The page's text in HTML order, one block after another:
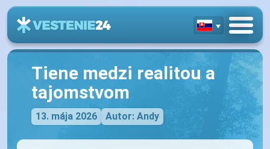
Tiene medzi realitou a
tajomstvom
13. mája 2026 Autor: Andy